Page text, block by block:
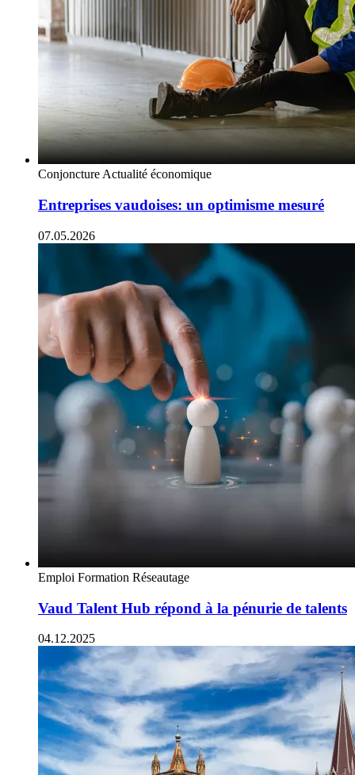
ConjonctureActualité économique
Entreprises vaudoises: un optimisme mesuré
07.05.2026
Emploi Formation Réseautage
Vaud Talent Hub répond à la pénurie de talents
04.12.2025